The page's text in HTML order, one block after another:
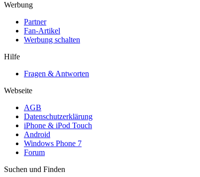
Werbung
Partner
Fan-Artikel
Werbung schalten
Hilfe
Fragen & Antworten
Webseite
AGB
Datenschutzerklärung
iPhone & iPod Touch
Android
Windows Phone 7
Forum
Suchen und Finden